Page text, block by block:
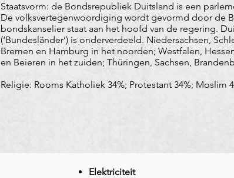
Staatsvorm: de Bondsrepubliek Duitsland is een
De volksvertegenwoordiging wordt gevormd door de
bondskanselier staat aan het hoofd van de regering.
(‘Bundesländer’) is onderverdeeld. Niedersachsen,
Bremen en Hamburg in het noorden; Westfalen,
en Beieren in het zuiden; Thüringen, Sachsen,
Religie: Rooms Katholiek 34%; Protestant 34%; Moslim
Elektriciteit